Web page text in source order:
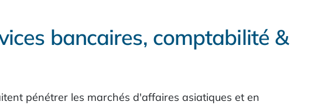
bancaires, comptabilité &
pénétrer les marchés d'affaires asiatiques et en